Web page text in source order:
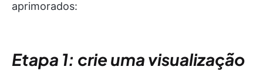
aprimorados:
Etapa 1: crie uma visualização